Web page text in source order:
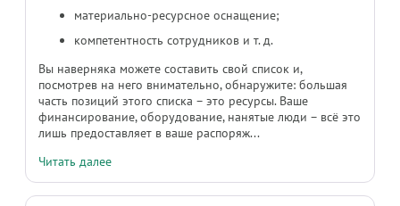
материально-ресурсное оснащение;
компетентность сотрудников и т. д.
Вы наверняка можете составить свой список и,
посмотрев на него внимательно, обнаружите: большая
часть позиций этого списка – это ресурсы. Ваше
финансирование, оборудование, нанятые люди – всё это
лишь предоставляет в ваше распоряж...
Читать далее